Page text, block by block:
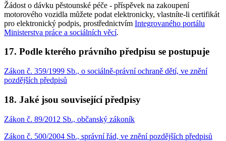
Žádost o dávku pěstounské péče - příspěvek na zakoupení
motorového vozidla můžete podat elektronicky, vlastníte-li certifikát
pro elektronický podpis, prostřednictvím Integrovaného portálu
Ministerstva práce a sociálních věcí.
17. Podle kterého právního předpisu se postupuje
Zákon č. 359/1999 Sb., o sociálně-právní ochraně dětí, ve znění
pozdějších předpisů
18. Jaké jsou související předpisy
Zákon č. 89/2012 Sb., občanský zákoník
Zákon č. 500/2004 Sb., správní řád, ve znění pozdějších předpisů